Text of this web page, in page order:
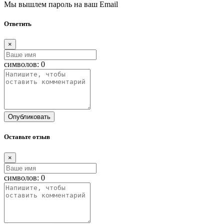
Мы вышлем пароль на ваш Email
Ответить
×
символов: 0
Опубликовать
Оставьте отзыв
×
символов: 0